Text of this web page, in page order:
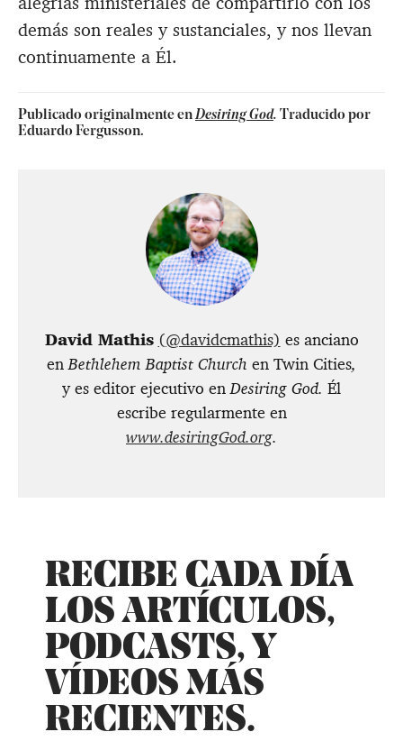
demás son reales y sustanciales, y nos llevan
continuamente a Él.
Publicado originalmente enDesiring God. Traducido por
Eduardo Fergusson.
David Mathis (@davidcmathis) es anciano
enBethlehem Baptist Church en Twin Cities,
y es editor ejecutivo enDesiring God. Él
escribe regularmente en
www.desiringGod.org.
RECIBE CADA DÍA
LOS ARTÍCULOS,
PODCASTS, Y
VÍDEOS MÁS
RECIENTES.